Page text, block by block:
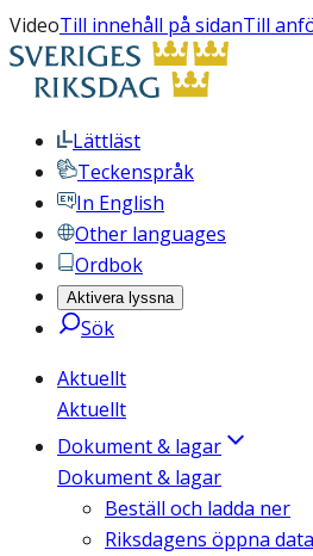
VideoTill innehåll på sidanTill
Lättläst
Teckenspråk
In English
Other languages
Ordbok
Aktivera lyssna
Sök
Aktuellt
Aktuellt
Dokument & lagar
Dokument & lagar
Beställ och ladda ner
Riksdagens öppna data